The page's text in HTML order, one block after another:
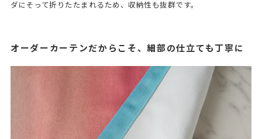
ダにそって折りたたまれるため、収納性も抜群です。
オーダーカーテンだからこそ、細部の仕立ても丁寧に